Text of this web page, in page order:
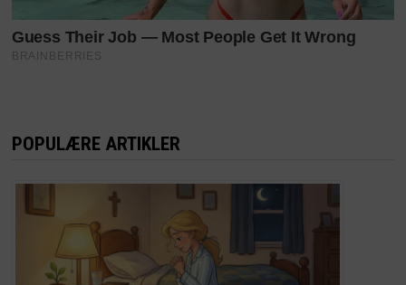
POPULÆRE ARTIKLER